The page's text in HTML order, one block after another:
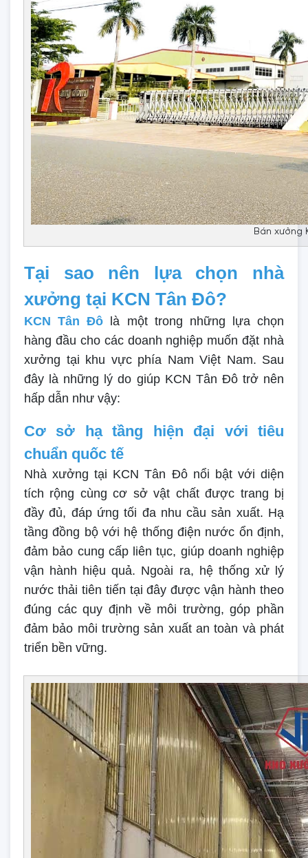
Bán xưởng
Tại sao nên lựa chọn nhà
xưởng tại KCN Tân Đô?
KCN Tân Đô là một trong những lựa chọn
hàng đầu cho các doanh nghiệp muốn đặt nhà
xưởng tại khu vực phía Nam Việt Nam. Sau
đây là những lý do giúp KCN Tân Đô trở nên
hấp dẫn như vậy:
Cơ sở hạ tầng hiện đại với tiêu
chuẩn quốc tế
Nhà xưởng tại KCN Tân Đô nổi bật với diện
tích rộng cùng cơ sở vật chất được trang bị
đầy đủ, đáp ứng tối đa nhu cầu sản xuất. Hạ
tầng đồng bộ với hệ thống điện nước ổn định,
đảm bảo cung cấp liên tục, giúp doanh nghiệp
vận hành hiệu quả. Ngoài ra, hệ thống xử lý
nước thải tiên tiến tại đây được vận hành theo
đúng các quy định về môi trường, góp phần
đảm bảo môi trường sản xuất an toàn và phát
triển bền vững.